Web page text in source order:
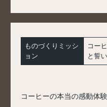
ものづくりミッシ
ョン
コー
と誓い
コーヒーの本当の感動体